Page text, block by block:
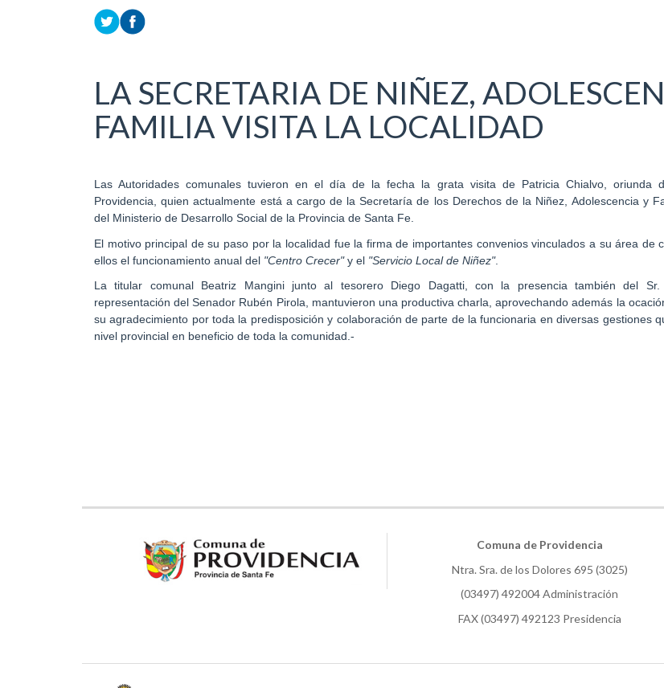
LA SECRETARIA DE NIÑEZ,
FAMILIA VISITA LA LOCALIDAD
Las Autoridades comunales tuvieron en el día de la fecha la grata visita de Patricia Chialvo, oriunda
Providencia, quien actualmente está a cargo de la Secretaría de los Derechos de la Niñez, Adolescencia y
del Ministerio de Desarrollo Social de la Provincia de Santa Fe.
El motivo principal de su paso por la localidad fue la firma de importantes convenios vinculados a su área de
ellos el funcionamiento anual del "Centro Crecer"y el "Servicio Local de Niñez".
La titular comunal Beatriz Mangini junto al tesorero Diego Dagatti, con la presencia también del
representación del Senador Rubén Pirola, mantuvieron una productiva charla, aprovechando además la
su agradecimiento por toda la predisposición y colaboración de parte de la funcionaria en diversas gestiones
nivel provincial en beneficio de toda la comunidad.-
Comuna de Providencia
Ntra. Sra. de los Dolores 695 (3025)
(03497) 492004 Administración
FAX (03497) 492123 Presidencia